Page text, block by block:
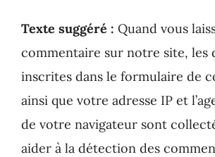
Texte suggéré : Quand vous
commentaire sur notre site, les
inscrites dans le formulaire de
ainsi que votre adresse IP et
de votre navigateur sont
aider à la détection des